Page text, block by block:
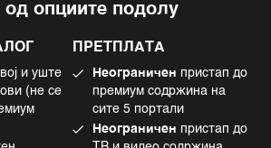
од опциите подолу
и уште
(не се
ПРЕТПЛАТА
Неограничен пристап до
премиум содржина на
сите 5 портали
Неограничен пристап до
интелигенција
Instagram
Tiktok